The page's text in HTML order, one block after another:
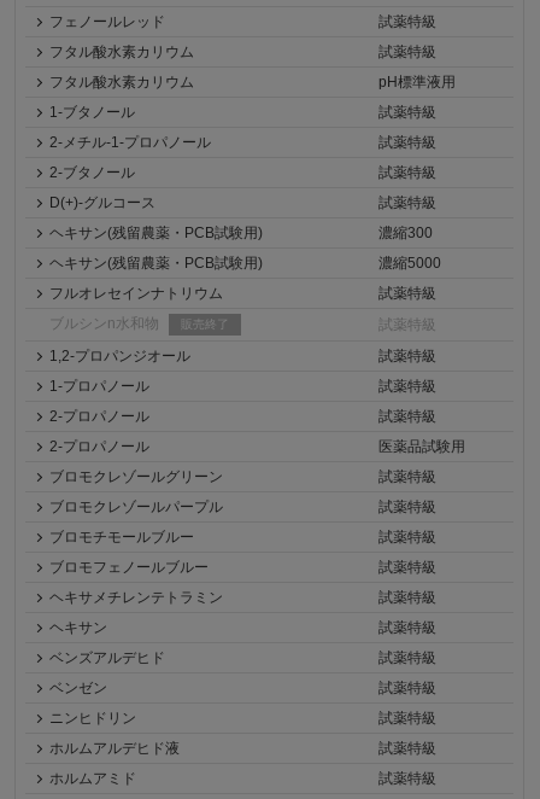
フェノールレッド
試薬特級
フタル酸水素カリウム
試薬特級
フタル酸水素カリウム
pH標準液用
1-ブタノール
試薬特級
2-メチル-1-プロパノール
試薬特級
2-ブタノール
試薬特級
D(+)-グルコース
試薬特級
ヘキサン(残留農薬・PCB試験用)
濃縮300
ヘキサン(残留農薬・PCB試験用)
濃縮5000
フルオレセインナトリウム
試薬特級
ブルシンn水和物
販売終了
試薬特級
1,2-プロパンジオール
試薬特級
1-プロパノール
試薬特級
2-プロパノール
試薬特級
2-プロパノール
医薬品試験用
ブロモクレゾールグリーン
試薬特級
ブロモクレゾールパープル
試薬特級
ブロモチモールブルー
試薬特級
ブロモフェノールブルー
試薬特級
ヘキサメチレンテトラミン
試薬特級
ヘキサン
試薬特級
ベンズアルデヒド
試薬特級
ベンゼン
試薬特級
ニンヒドリン
試薬特級
ホルムアルデヒド液
試薬特級
ホルムアミド
試薬特級